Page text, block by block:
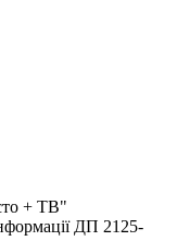
+ ТВ"
ДП 2125-